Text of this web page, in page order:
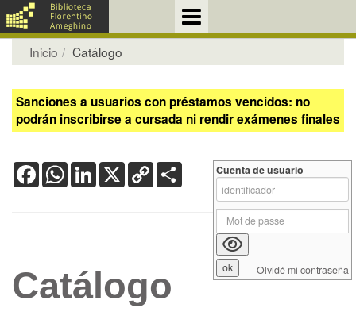
Inicio Catálogo
Sanciones a usuarios con préstamos vencidos: no
podrán inscribirse a cursada ni rendir exámenes finales
FacebookWhatsApp
LinkedIn
X Copy
Link
Catálogo
Cuenta de usuario
Olvidé mi contraseña